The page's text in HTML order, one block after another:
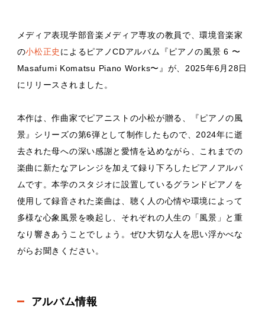
メディア表現学部音楽メディア専攻の教員で、環境音楽家
の小松正史 によるピアノCDアルバム『ピアノの風景 6 〜
Masafumi Komatsu Piano Works〜』が、2025年6月28日
にリリースされました。
本作は、作曲家でピアニストの小松が贈る、『ピアノの風
景』シリーズの第6弾として制作したもので、2024年に逝
去された母への深い感謝と愛情を込めながら、これまでの
楽曲に新たなアレンジを加えて録り下ろしたピアノアルバ
ムです。本学のスタジオに設置しているグランドピアノを
使用して録音された楽曲は、聴く人の心情や環境によって
多様な心象風景を喚起し、それぞれの人生の「風景」と重
なり響きあうことでしょう。ぜひ大切な人を思い浮かべな
がらお聞きください。
アルバム情報